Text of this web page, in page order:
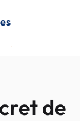
de